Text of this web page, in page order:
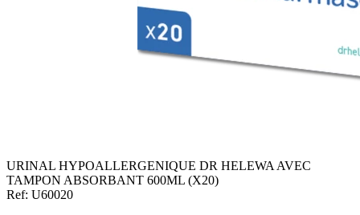
URINAL HYPOALLERGENIQUE DR HELEWA AVEC
TAMPON ABSORBANT 600ML (X20)
Ref: U60020